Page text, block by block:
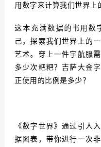
用数字来计算我们世界上
这本充满数据的书用数
己，探索我们世界上的
艺术。穿上一件宇航服
多少次粑粑？吉萨大金
正使用的比例是多少？
《数字世界》通过引人
据图表，带你进行一次